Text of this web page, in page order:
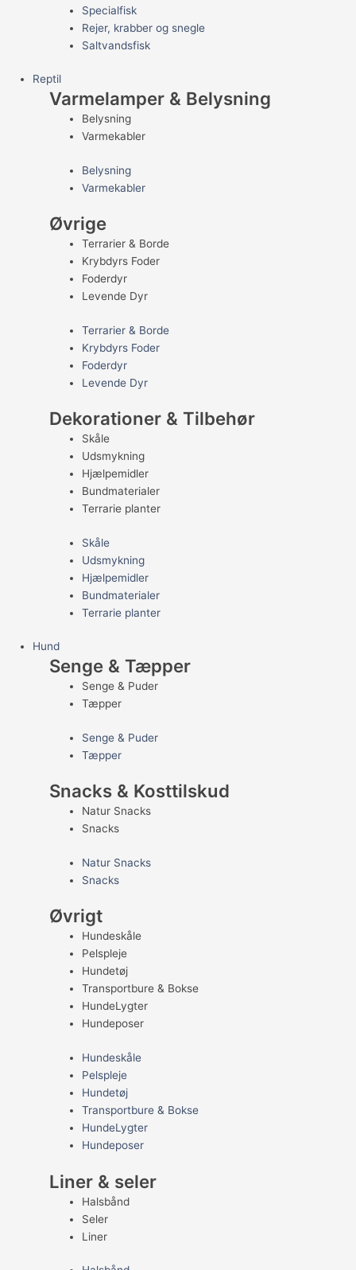
Specialfisk
Rejer, krabber og snegle
Saltvandsfisk
Reptil
Varmelamper & Belysning
Belysning
Varmekabler
Belysning
Varmekabler
Øvrige
Terrarier & Borde
Krybdyrs Foder
Foderdyr
Levende Dyr
Terrarier & Borde
Krybdyrs Foder
Foderdyr
Levende Dyr
Dekorationer & Tilbehør
Skåle
Udsmykning
Hjælpemidler
Bundmaterialer
Terrarie planter
Skåle
Udsmykning
Hjælpemidler
Bundmaterialer
Terrarie planter
Hund
Senge & Tæpper
Senge & Puder
Tæpper
Senge & Puder
Tæpper
Snacks & Kosttilskud
Natur Snacks
Snacks
Natur Snacks
Snacks
Øvrigt
Hundeskåle
Pelspleje
Hundetøj
Transportbure & Bokse
HundeLygter
Hundeposer
Hundeskåle
Pelspleje
Hundetøj
Transportbure & Bokse
HundeLygter
Hundeposer
Liner & seler
Halsbånd
Seler
Liner